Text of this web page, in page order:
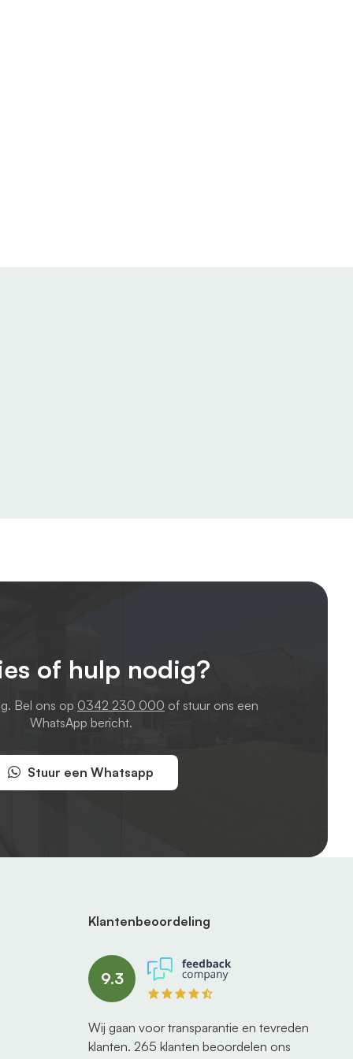
of hulp nodig?
Bel ons op 0342 230 000 of stuur ons een
WhatsApp bericht.
Stuur een Whatsapp
Klantenbeoordeling
9.3
Wij gaan voor transparantie en tevreden
klanten. 265 klanten beoordelen ons